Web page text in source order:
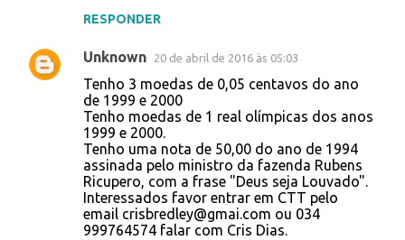
RESPONDER
Unknown 20 de abril de 2016 às 05:03
Tenho 3 moedas de 0,05 centavos do ano
de 1999 e 2000
Tenho moedas de 1 real olímpicas dos anos
1999 e 2000.
Tenho uma nota de 50,00 do ano de 1994
assinada pelo ministro da fazenda Rubens
Ricupero, com a frase "Deus seja Louvado".
Interessados favor entrar em CTT pelo
email crisbredley@gmai.com ou 034
999764574 falar com Cris Dias.